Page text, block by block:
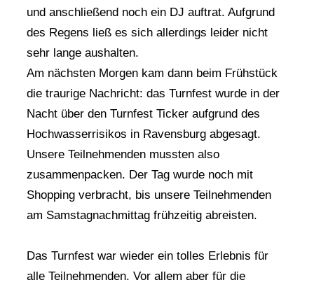
und anschließend noch ein DJ auftrat. Aufgrund
des Regens ließ es sich allerdings leider nicht
sehr lange aushalten.
Am nächsten Morgen kam dann beim Frühstück
die traurige Nachricht: das Turnfest wurde in der
Nacht über den Turnfest Ticker aufgrund des
Hochwasserrisikos in Ravensburg abgesagt.
Unsere Teilnehmenden mussten also
zusammenpacken. Der Tag wurde noch mit
Shopping verbracht, bis unsere Teilnehmenden
am Samstagnachmittag frühzeitig abreisten.
Das Turnfest war wieder ein tolles Erlebnis für
alle Teilnehmenden. Vor allem aber für die